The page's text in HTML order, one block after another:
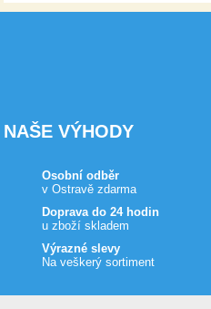
NAŠE VÝHODY
Osobní odběr
v Ostravě zdarma
Doprava do 24 hodin
u zboží skladem
Výrazné slevy
Na veškerý sortiment